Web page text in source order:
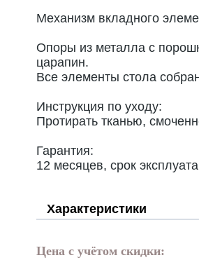
Механизм вкладного
Опоры из металла с
царапин.
Все элементы стола
Инструкция по уходу:
Протирать тканью,
Гарантия:
12 месяцев, срок
Характеристики
Цена с учётом скидки: